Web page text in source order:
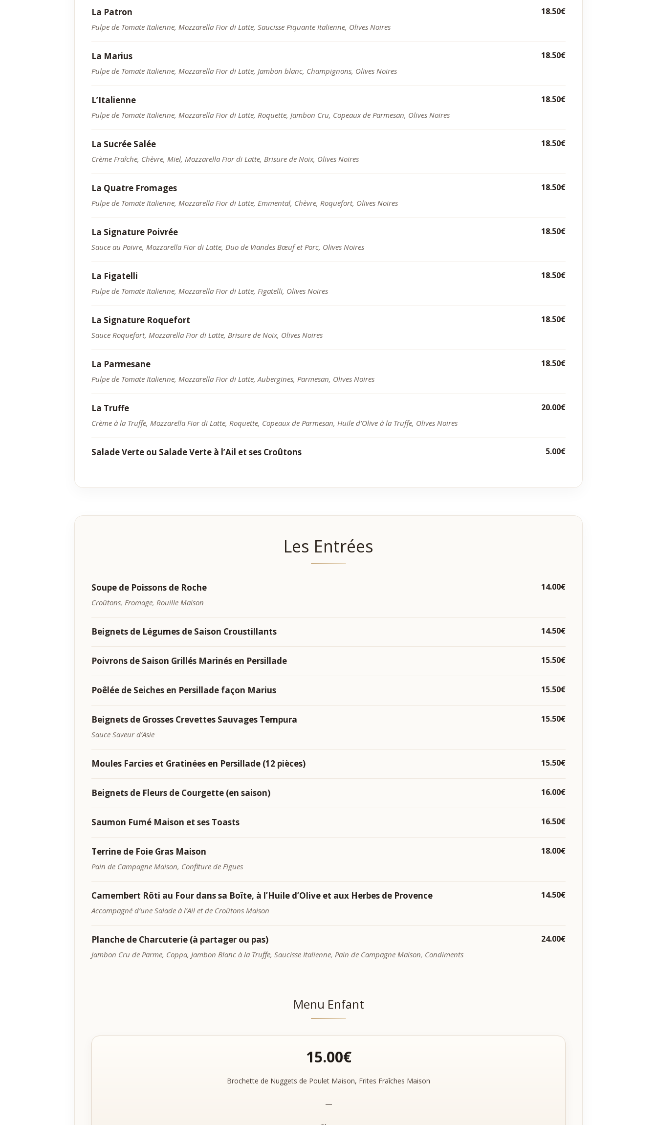
La Patron 18.50€
Pulpe de Tomate Italienne, Mozzarella Fior di Latte, Saucisse Piquante Italienne, Olives Noires
La Marius 18.50€
Pulpe de Tomate Italienne, Mozzarella Fior di Latte, Jambon blanc, Champignons, Olives Noires
L’Italienne 18.50€
Pulpe de Tomate Italienne, Mozzarella Fior di Latte, Roquette, Jambon Cru, Copeaux de Parmesan, Olives Noires
La Sucrée Salée 18.50€
Crème Fraîche, Chèvre, Miel, Mozzarella Fior di Latte, Brisure de Noix, Olives Noires
La Quatre Fromages 18.50€
Pulpe de Tomate Italienne, Mozzarella Fior di Latte, Emmental, Chèvre, Roquefort, Olives Noires
La Signature Poivrée 18.50€
Sauce au Poivre, Mozzarella Fior di Latte, Duo de Viandes Bœuf et Porc, Olives Noires
La Figatelli 18.50€
Pulpe de Tomate Italienne, Mozzarella Fior di Latte, Figatelli, Olives Noires
La Signature Roquefort 18.50€
Sauce Roquefort, Mozzarella Fior di Latte, Brisure de Noix, Olives Noires
La Parmesane 18.50€
Pulpe de Tomate Italienne, Mozzarella Fior di Latte, Aubergines, Parmesan, Olives Noires
La Truffe 20.00€
Crème à la Truffe, Mozzarella Fior di Latte, Roquette, Copeaux de Parmesan, Huile d’Olive à la Truffe, Olives Noires
Salade Verte ou Salade Verte à l’Ail et ses Croûtons 5.00€
Les Entrées
Soupe de Poissons de Roche 14.00€
Croûtons, Fromage, Rouille Maison
Beignets de Légumes de Saison Croustillants 14.50€
Poivrons de Saison Grillés Marinés en Persillade 15.50€
Poêlée de Seiches en Persillade façon Marius 15.50€
Beignets de Grosses Crevettes Sauvages Tempura 15.50€
Sauce Saveur d’Asie
Moules Farcies et Gratinées en Persillade (12 pièces) 15.50€
Beignets de Fleurs de Courgette (en saison) 16.00€
Saumon Fumé Maison et ses Toasts 16.50€
Terrine de Foie Gras Maison 18.00€
Pain de Campagne Maison, Confiture de Figues
Camembert Rôti au Four dans sa Boîte, à l’Huile d’Olive et aux Herbes de Provence 14.50€
Accompagné d’une Salade à l’Ail et de Croûtons Maison
Planche de Charcuterie (à partager ou pas) 24.00€
Jambon Cru de Parme, Coppa, Jambon Blanc à la Truffe, Saucisse Italienne, Pain de Campagne Maison, Condiments
Menu Enfant
15.00€
Brochette de Nuggets de Poulet Maison, Frites Fraîches Maison
—